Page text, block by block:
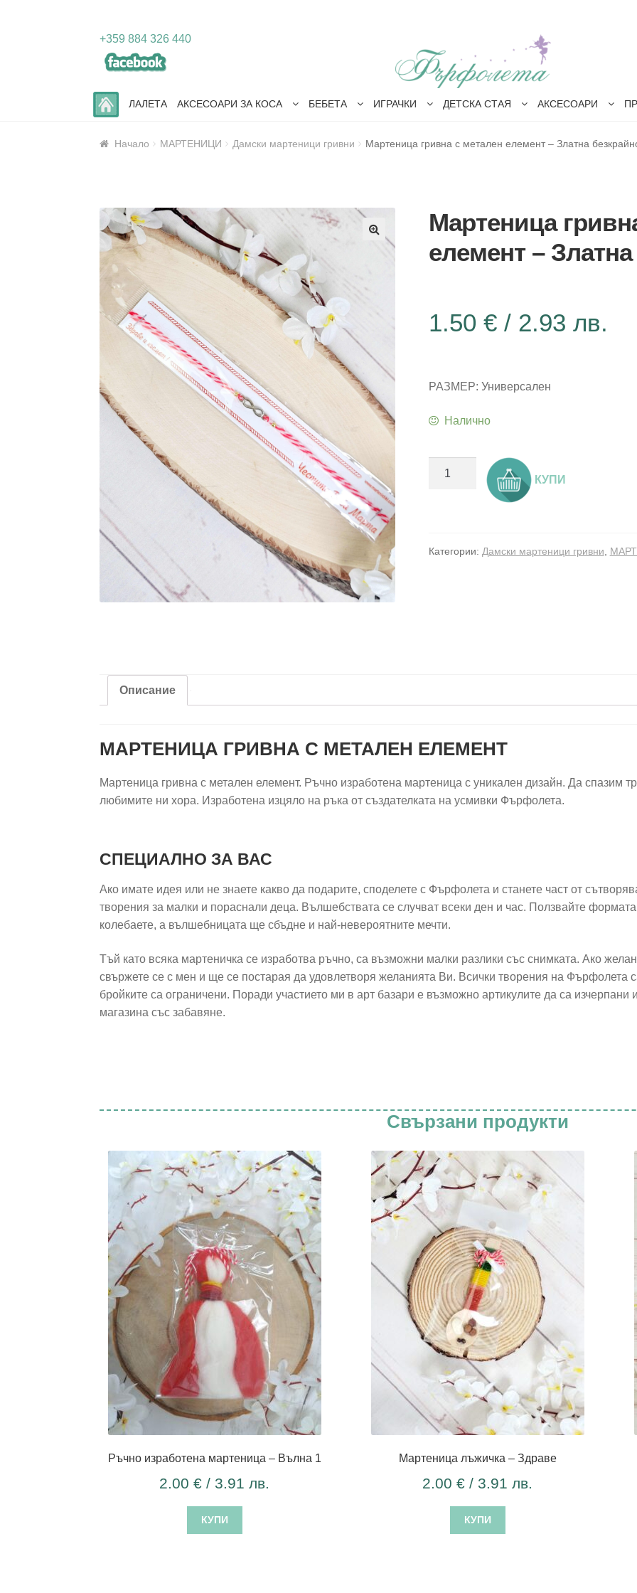
+359 884 326 440
Skip
to
navigation
Skip
to
content
ЛАЛЕТА АКСЕСОАРИ ЗА КОСА БЕБЕТА ИГРАЧКИ ДЕТСКА СТАЯ АКСЕСОАРИ
Начало МАРТЕНИЦИ Дамски мартеници гривни Мартеница гривна с метален елемент – Златна
Мартеница
елемент –
1.50 €/ 2.93 лв.
РАЗМЕР: Универсален
Налично
метален
КУПИ
Категории: Дамски мартеници гривни
Описание
МАРТЕНИЦА ГРИВНА С МЕТАЛЕН ЕЛЕМЕНТ
Мартеница гривна с метален елемент. Ръчно изработена мартеница с уникален дизайн. Да спазим
любимите ни хора. Изработена изцяло на ръка от създателката на усмивки Фърфолета.
СПЕЦИАЛНО ЗА ВАС
Ако имате идея или не знаете какво да подарите, споделете с Фърфолета и станете част от
творения за малки и пораснали деца. Вълшебствата се случват всеки ден и час. Ползвайте
колебаете, а вълшебницата ще сбъдне и най-невероятните мечти.
Тъй като всяка мартеничка се изработва ръчно, са възможни малки разлики със снимката. Ако
свържете се с мен и ще се постарая да удовлетворя желанията Ви. Всички творения на Фърфолета
бройките са ограничени. Поради участието ми в арт базари е възможно артикулите да са изчерпани
магазина със забавяне.
Свързани продукти
Ръчно изработена мартеница – Вълна 1
2.00€ / 3.91 лв.
КУПИ
Мартеница лъжичка – Здраве
2.00€ / 3.91 лв.
КУПИ